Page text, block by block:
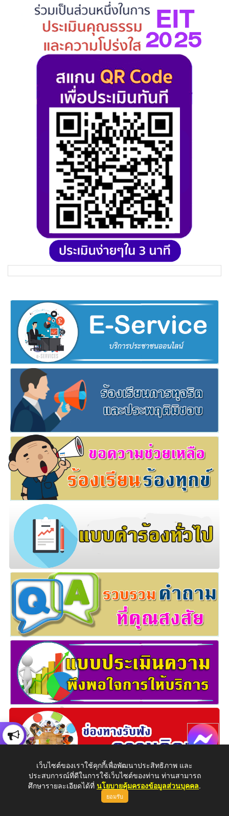
เว็บไซต์ของเราใช้คุกกี้เพื่อพัฒนาประสิทธิภาพ และ
ประสบการณ์ที่ดีในการใช้เว็บไซต์ของท่าน ท่านสามารถ
ศึกษารายละเอียดได้ที่ นโยบายคุ้มครองข้อมูลส่วนบุคคล.
ยอมรับ